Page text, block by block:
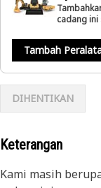
cadang
Tambah
DIHENTIKAN
Keterangan
Kami masih